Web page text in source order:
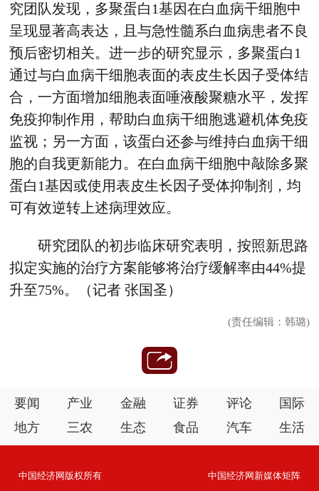
究团队发现，多聚蛋白1基因在白血病干细胞中
呈现显著高表达，且与急性髓系白血病患者不良
预后密切相关。进一步的研究显示，多聚蛋白1
通过与白血病干细胞表面的表皮生长因子受体结
合，一方面增加细胞表面唾液酸聚糖水平，发挥
免疫抑制作用，帮助白血病干细胞逃避机体免疫
监视；另一方面，该蛋白还参与维持白血病干细
胞的自我更新能力。在白血病干细胞中敲除多聚
蛋白1基因或使用表皮生长因子受体抑制剂，均
可有效逆转上述病理效应。
研究团队的初步临床研究表明，按照新思路
拟定实施的治疗方案能够将治疗缓解率由44%提
升至75%。（记者 张国圣）
(责任编辑：韩璐)
要闻 产业 金融 证券 评论
国际
地方
三农 生态 食品 汽车 生活
中国经济网版权所有 中国经济网新媒体矩阵